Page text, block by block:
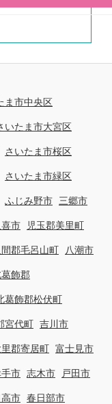
ま市中央区
いたま市大宮区
さいたま市桜区
さいたま市緑区
ふじみ野市 三郷市
喜市 児玉郡美里町
間郡毛呂山町 八潮市
飾郡
葛飾郡松伏町
宮代町 吉川市
里郡寄居町 富士見市
市 志木市 戸田市
高市 春日部市